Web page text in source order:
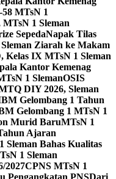
MTsN 1
1 Sleman
SepedaNapak Tilas
Ziarah ke Makam
Kelas IX MTsN 1 Sleman
Kantor Kemenag
1 SlemanOSIS
DIY 2026, Sleman
Gelombang 1 Tahun
Gelombang 1 MTsN 1
Murid BaruMTsN 1
Ajaran
Bahas Kualitas
1 Sleman
2027CPNS MTsN 1
Pengangkatan PNSDari